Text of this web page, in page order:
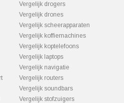
Vergelijk drogers
Vergelijk drones
Vergelijk scheerapparaten
Vergelijk koffiemachines
Vergelijk koptelefoons
Vergelijk laptops
Vergelijk navigatie
Vergelijk routers
Vergelijk soundbars
Vergelijk stofzuigers